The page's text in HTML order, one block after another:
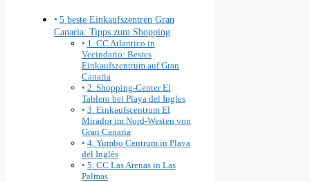
5 beste Einkaufszentren Gran
Canaria: Tipps zum Shopping
1. CC Atlantico in
Vecindario: Bestes
Einkaufszentrum auf Gran
Canaria
2. Shopping-Center El
Tablero bei Playa del Ingles
3. Einkaufscentrum El
Mirador im Nord-Westen von
Gran Canaria
4. Yumbo Centrum in Playa
del Inglès
5. CC Las Arenas in Las
Palmas